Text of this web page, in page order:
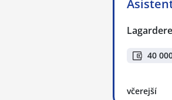
40
včerejší